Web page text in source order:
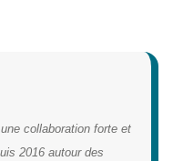
collaboration forte et
2016 autour des